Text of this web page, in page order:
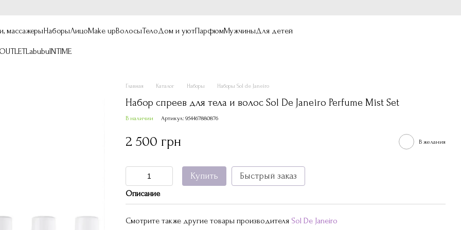
массажерыНаборыЛицоMake upВолосыТелоДом и уютПарфюмМужчиныДля детей
OUTLETLabubuINTIME
Главная Каталог Наборы Наборы Sol de Janeiro
Набор спреев для тела и волос Sol De Janeiro Perfume Mist Set
В наличии Артикул: 954467880876
2 500 грн В желания
Купить Быстрый заказ
Описание
Смотрите также другие товары производителя Sol De Janeiro